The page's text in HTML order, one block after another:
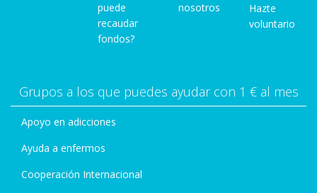
puede
recaudar
fondos?
nosotros
Hazte
voluntario
Grupos a los que puedes ayudar con 1 € al mes
Apoyo en adicciones
Ayuda a enfermos
Cooperación Internacional